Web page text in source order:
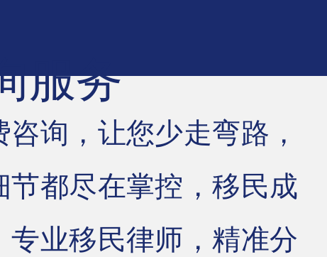
服务
询，让您少走弯路，
节都尽在掌控，移民成
专业移民律师，精准分